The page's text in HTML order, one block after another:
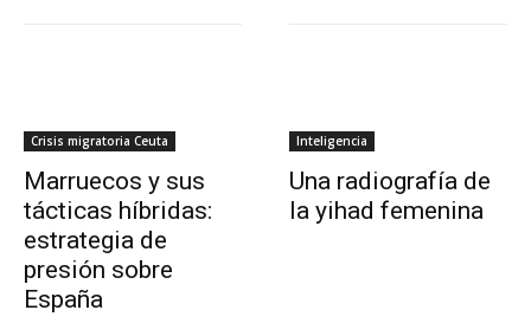
Crisis migratoria Ceuta
Marruecos y sus
tácticas híbridas:
estrategia de
presión sobre
España
Inteligencia
Una radiografía de
la yihad femenina